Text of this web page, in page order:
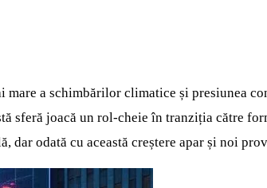
a schimbărilor climatice și presiunea
sferă joacă un rol-cheie în tranziția către
dar odată cu această creștere apar și noi